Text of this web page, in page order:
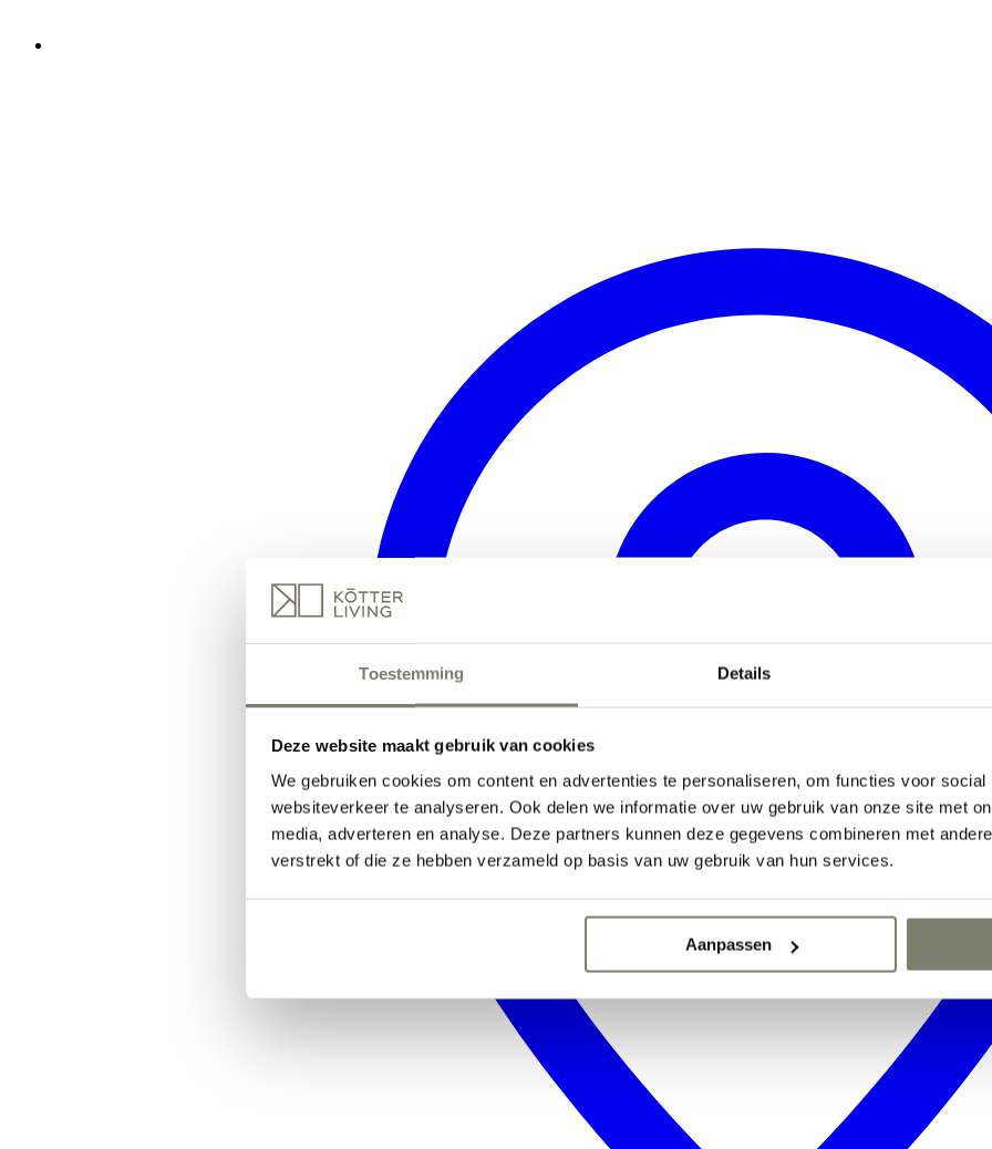
Toestemming Details
Deze website maakt gebruik van cookies
We gebruiken cookies om content en advertenties te personaliseren, om functies voor
websiteverkeer te analyseren. Ook delen we informatie over uw gebruik van onze site met
media, adverteren en analyse. Deze partners kunnen deze gegevens combineren met
verstrekt of die ze hebben verzameld op basis van uw gebruik van hun services.
Aanpassen